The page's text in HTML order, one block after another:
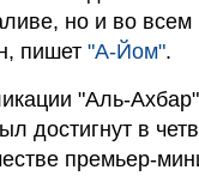
но и во всем
пишет "А-Йом".
"Аль-
достигнут в
премьер-